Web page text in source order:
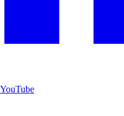
YouTube